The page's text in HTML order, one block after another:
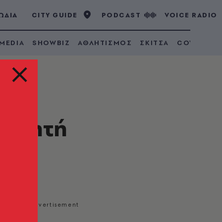
CITY GUIDE PODCAST VOICE RADIO
SHOWBIZ ΑΘΛΗΤΙΣΜΟΣ ΣΚΙΤΣΑ COVID 19